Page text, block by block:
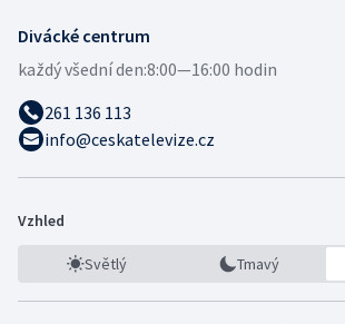
Divácké centrum
každý všední den:8:00—16:00 hodin
261 136 113
info@ceskatelevize.cz
Vzhled
Světlý Tmavý